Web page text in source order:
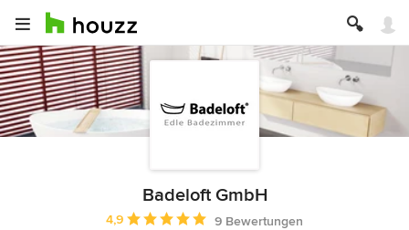
Badeloft GmbH
Durchschnittliche Bewertung: 4.9 von 5 Sternen
4,9
9 Bewertungen